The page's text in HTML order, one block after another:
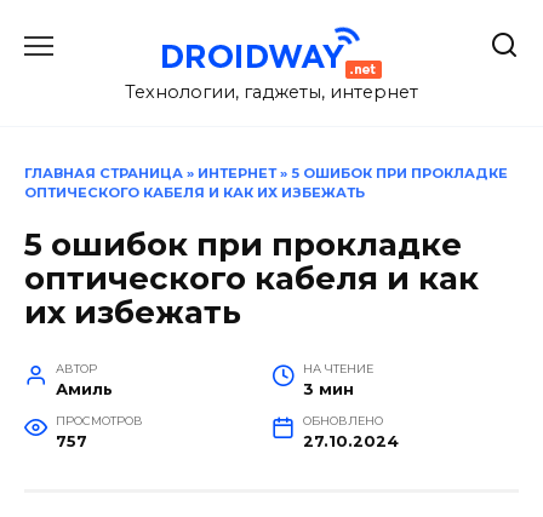
Технологии, гаджеты, интернет
ГЛАВНАЯ СТРАНИЦА » ИНТЕРНЕТ» 5 ОШИБОК ПРИ ПРОКЛАДКЕ
ОПТИЧЕСКОГО КАБЕЛЯ И КАК ИХ ИЗБЕЖАТЬ
5 ошибок при прокладке
оптического кабеля и как
их избежать
АВТОР
Амиль
НА ЧТЕНИЕ
3 мин
ПРОСМОТРОВ
757
ОБНОВЛЕНО
27.10.2024